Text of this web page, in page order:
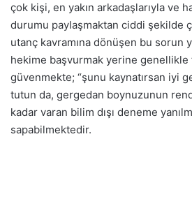
çok kişi, en yakın arkadaşlarıyla ve
durumu paylaşmaktan ciddi şekilde
utanç kavramına dönüşen bu sorun
hekime başvurmak yerine genellikle
güvenmekte; “şunu kaynatırsan iyi
tutun da, gergedan boynuzunun
kadar varan bilim dışı deneme
sapabilmektedir.